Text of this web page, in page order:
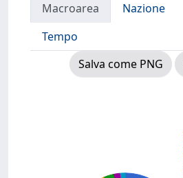
Macroarea Nazione
Tempo
Salva come PNG